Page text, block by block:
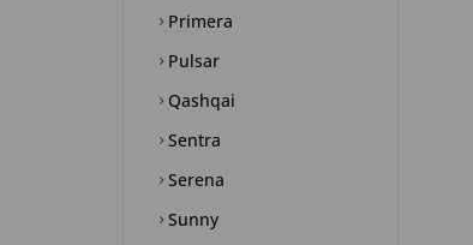
Primera
Pulsar
Qashqai
Sentra
Serena
Sunny